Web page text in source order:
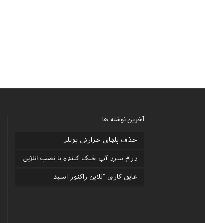
آخرین نوشته ها
ﺣﺬف ﭘﻠﻬﺎی ﺣﺮارﺗﯽ ﺑﻮﯾﻠﺮ
درام ﺳﺮد آب ﺧﻨﮏ ﮐﻨﻨﺪه ﺑﺎ ﻧﺼﺐ اﻧﻼﯾﻦ
ﻋﺎﯾﻖ ﮐﺎری آﻧﻼﯾﻦ راﮐﺘﻮر اﺳﯿﺪ